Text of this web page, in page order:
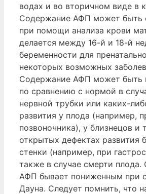
водах и во вторичном виде в
Содержание АФП может быть
при помощи анализа крови
делается между 16-й и 18-й
беременности для
некоторых возможных
Содержание АФП может быть
по сравнению с нормой в
нервной трубки или каких-
развития у плода (например,
позвоночника), у близнецов и
открытых дефектах развития
стенки (например, при
также в случае смерти
АФП бывает пониженным при
Дауна. Следует помнить, что